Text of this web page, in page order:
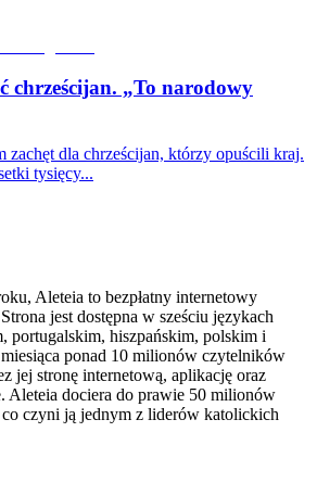
chrześcijan. „To narodowy
zachęt dla chrześcijan, którzy opuścili kraj.
tysięcy...
Aleteia to bezpłatny internetowy
jest dostępna w sześciu językach
portugalskim, hiszpańskim, polskim i
ponad 10 milionów czytelników
jej stronę internetową, aplikację oraz
Aleteia dociera do prawie 50 milionów
co czyni ją jednym z liderów katolickich